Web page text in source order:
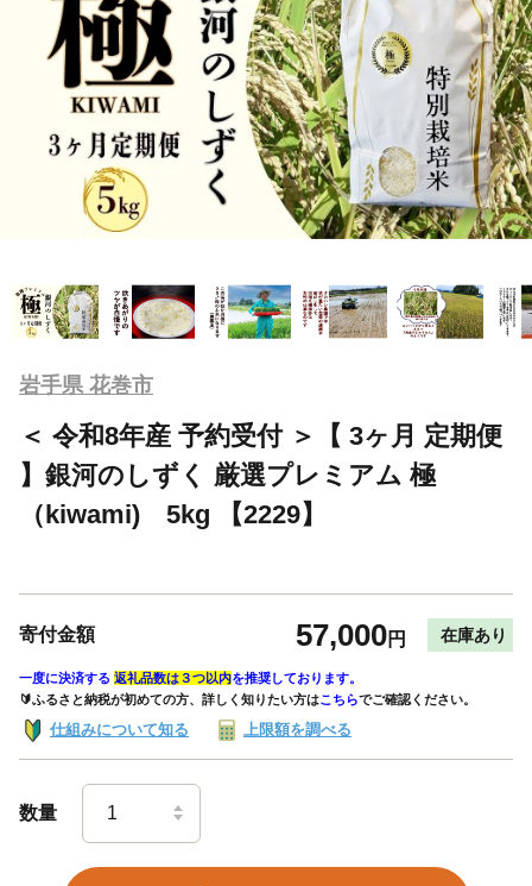
岩手県 花巻市
＜ 令和8年産 予約受付 ＞【 3ヶ月 定期便
】銀河のしずく 厳選プレミアム 極
（kiwami) 5kg 【2229】
寄付金額 57,000円 在庫あり
一度に決済する 返礼品数は３つ以内を推奨しております。
🔰ふるさと納税が初めての方、詳しく知りたい方はこちらでご確認ください。
仕組みについて知る 上限額を調べる
数量